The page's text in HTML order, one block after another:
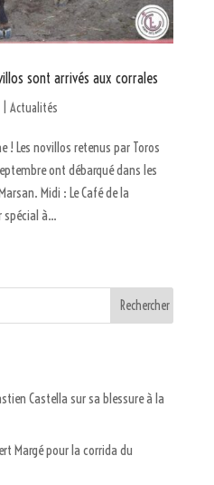
sont arrivés aux corrales
Actualités
! Les novillos retenus par Toros
ont débarqué dans les
Midi : Le Café de la
spécial à...
Castella sur sa blessure à la
Margé pour la corrida du